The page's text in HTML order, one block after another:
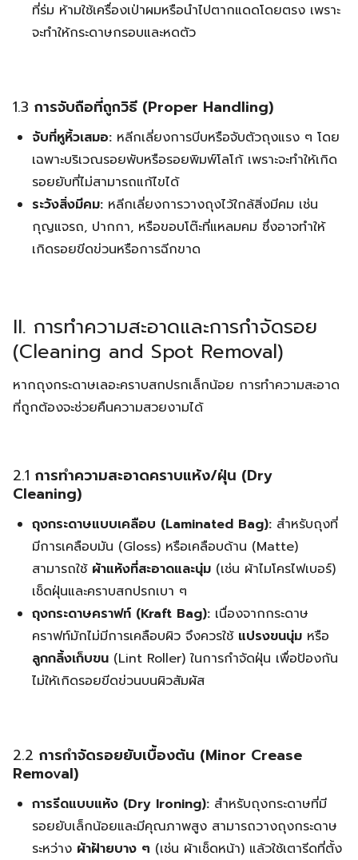
ที่ร่ม ห้ามใช้เครื่องเป่าผมหรือนำไปตากแดดโดยตรง เพราะ
จะทำให้กระดาษกรอบและหดตัว
1.3 การจับถือที่ถูกวิธี (Proper Handling)
จับที่หูหิ้วเสมอ: หลีกเลี่ยงการบีบหรือจับตัวถุงแรง ๆ โดย
เฉพาะบริเวณรอยพับหรือรอยพิมพ์โลโก้ เพราะจะทำให้เกิด
รอยยับที่ไม่สามารถแก้ไขได้
ระวังสิ่งมีคม: หลีกเลี่ยงการวางถุงไว้ใกล้สิ่งมีคม เช่น
กุญแจรถ, ปากกา, หรือขอบโต๊ะที่แหลมคม ซึ่งอาจทำให้
เกิดรอยขีดข่วนหรือการฉีกขาด
II. การทำความสะอาดและการกำจัดรอย
(Cleaning and Spot Removal)
หากถุงกระดาษเลอะคราบสกปรกเล็กน้อย การทำความสะอาด
ที่ถูกต้องจะช่วยคืนความสวยงามได้
2.1 การทำความสะอาดคราบแห้ง/ฝุ่น (Dry
Cleaning)
ถุงกระดาษแบบเคลือบ (Laminated Bag): สำหรับถุงที่
มีการเคลือบมัน (Gloss) หรือเคลือบด้าน (Matte)
สามารถใช้ ผ้าแห้งที่สะอาดและนุ่ม (เช่น ผ้าไมโครไฟเบอร์)
เช็ดฝุ่นและคราบสกปรกเบา ๆ
ถุงกระดาษคราฟท์ (Kraft Bag): เนื่องจากกระดาษ
คราฟท์มักไม่มีการเคลือบผิว จึงควรใช้ แปรงขนนุ่ม หรือ
ลูกกลิ้งเก็บขน (Lint Roller) ในการกำจัดฝุ่น เพื่อป้องกัน
ไม่ให้เกิดรอยขีดข่วนบนผิวสัมผัส
2.2 การกำจัดรอยยับเบื้องต้น (Minor Crease
Removal)
การรีดแบบแห้ง (Dry Ironing): สำหรับถุงกระดาษที่มี
รอยยับเล็กน้อยและมีคุณภาพสูง สามารถวางถุงกระดาษ
ระหว่าง ผ้าฝ้ายบาง ๆ (เช่น ผ้าเช็ดหน้า) แล้วใช้เตารีดที่ตั้ง